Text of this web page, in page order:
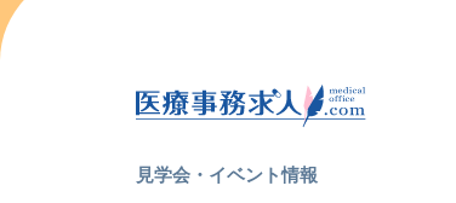
見学会・イベント情報